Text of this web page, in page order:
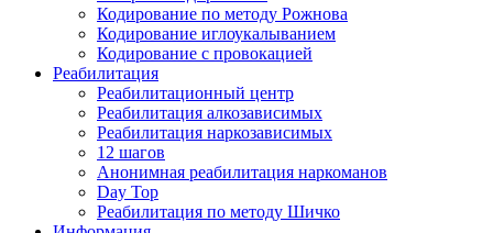
Кодирование по методу Рожнова
Кодирование иглоукалыванием
Кодирование с провокацией
Реабилитация
Реабилитационный центр
Реабилитация алкозависимых
Реабилитация наркозависимых
12 шагов
Анонимная реабилитация наркоманов
Day Top
Реабилитация по методу Шичко